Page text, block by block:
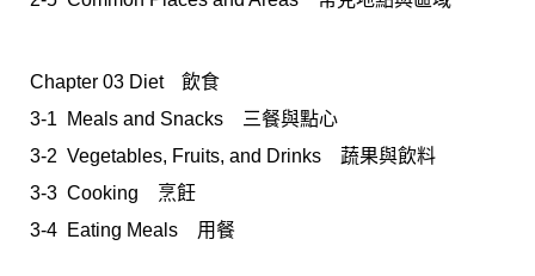
Chapter 03 Dietﾠ飲食
3-1 Meals and Snacks 三餐與點心
3-2 Vegetables, Fruits, and Drinks 蔬果與飲料
3-3 Cooking 烹飪
3-4 Eating Meals 用餐